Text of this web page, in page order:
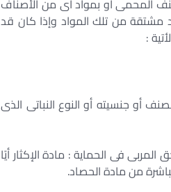
المحمى أو بمواد أى من الأصناف
القانون وكذلك أى مواد مشتقة من تلك المواد وإذا كان قد
:
أو جنسيته أو النوع النباتى الذى
فى الحماية : مادة الإكثار أيًا
من مادة الحصاد.